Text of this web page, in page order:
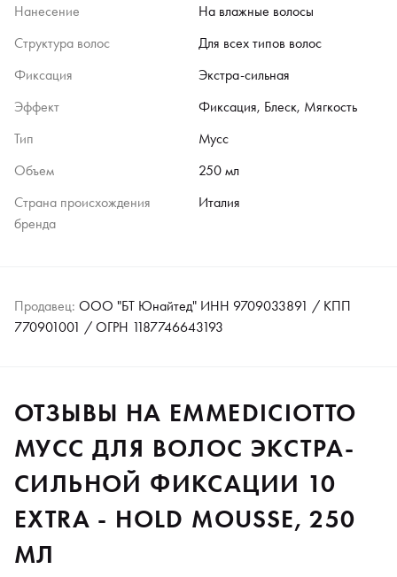
Нанесение
На влажные волосы
Структура волос
Для всех типов волос
Фиксация
Экстра-сильная
Эффект
Фиксация, Блеск, Мягкость
Тип
Мусс
Объем
250 мл
Страна происхождения
бренда
Италия
Продавец: ООО "БТ Юнайтед" ИНН 9709033891 / КПП
770901001 / ОГРН 1187746643193
ОТЗЫВЫ НА EMMEDICIOTTO
МУСС ДЛЯ ВОЛОС ЭКСТРА-
СИЛЬНОЙ ФИКСАЦИИ 10
EXTRA - HOLD MOUSSE, 250
МЛ